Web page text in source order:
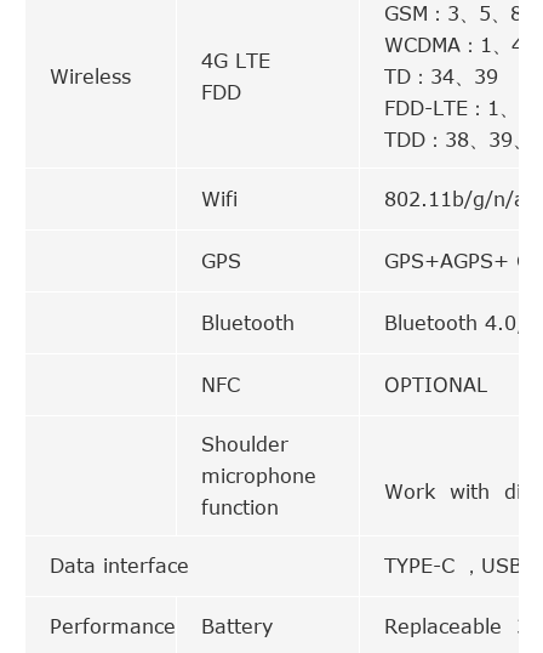
Wireless
4G LTE
FDD
GSM：3、5、8
WCDMA：1、4
TD：34、39
FDD-LTE：1、3
TDD：38、39、
Wifi 802.11b/g/n/
GPS GPS+AGPS+
Bluetooth Bluetooth
NFC OPTIONAL
Shoulder
microphone
function
Work with
Data interface TYPE-C ，
Performance Battery Replaceable